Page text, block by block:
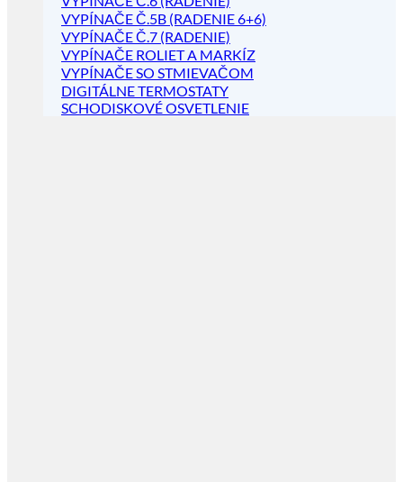
VYPÍNAČE Č.5B (RADENIE 6+6)
VYPÍNAČE Č.7 (RADENIE)
VYPÍNAČE ROLIET A MARKÍZ
VYPÍNAČE SO STMIEVAČOM
DIGITÁLNE TERMOSTATY
SCHODISKOVÉ OSVETLENIE